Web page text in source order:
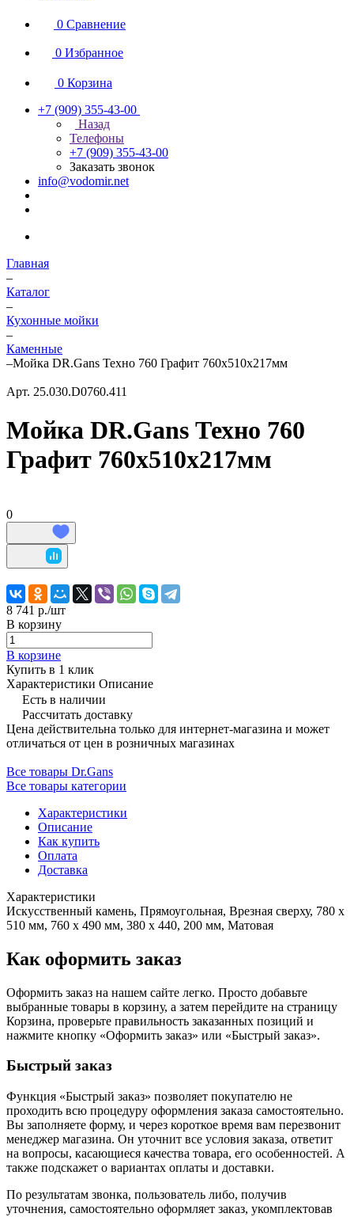
0 Сравнение
0 Избранное
0 Корзина
+7 (909) 355-43-00
Назад
Телефоны
+7 (909) 355-43-00
Заказать звонок
info@vodomir.net
Главная
–
Каталог
–
Кухонные мойки
–
Каменные
–Мойка DR.Gans Техно 760 Графит 760х510х217мм
Арт. 25.030.D0760.411
Мойка DR.Gans Техно 760
Графит 760х510х217мм
0
8 741 р./шт
В корзину
В корзине
Купить в 1 клик
Характеристики Описание
Есть в наличии
Рассчитать доставку
Цена действительна только для интернет-магазина и может
отличаться от цен в розничных магазинах
Все товары Dr.Gans
Все товары категории
Характеристики
Описание
Как купить
Оплата
Доставка
Характеристики
Искусственный камень, Прямоугольная, Врезная сверху, 780 х
510 мм, 760 х 490 мм, 380 х 440, 200 мм, Матовая
Как оформить заказ
Оформить заказ на нашем сайте легко. Просто добавьте
выбранные товары в корзину, а затем перейдите на страницу
Корзина, проверьте правильность заказанных позиций и
нажмите кнопку «Оформить заказ» или «Быстрый заказ».
Быстрый заказ
Функция «Быстрый заказ» позволяет покупателю не
проходить всю процедуру оформления заказа самостоятельно.
Вы заполняете форму, и через короткое время вам перезвонит
менеджер магазина. Он уточнит все условия заказа, ответит
на вопросы, касающиеся качества товара, его особенностей. А
также подскажет о вариантах оплаты и доставки.
По результатам звонка, пользователь либо, получив
уточнения, самостоятельно оформляет заказ, укомплектовав